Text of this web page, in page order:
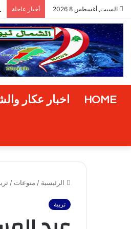
السبت, أغسطس 8 2026 أخبار عاجلة
HOME اخبار عكار
الرئيسية / منوعات /
تربية